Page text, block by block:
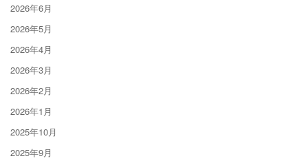
2026年6月
2026年5月
2026年4月
2026年3月
2026年2月
2026年1月
2025年10月
2025年9月